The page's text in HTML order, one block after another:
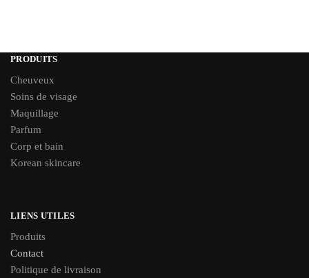
PRODUITS
Cheuveux
Soins de visage
Maquillage
Parfum
Corp et bain
Korean skincare
LIENS UTILES
Produits
Contact
Politique de livraison